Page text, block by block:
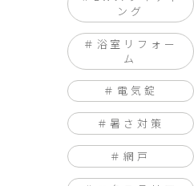
ング
浴室リフォー
ム
電気錠
暑さ対策
網戸